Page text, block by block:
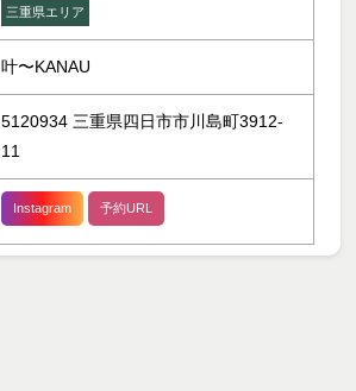
三重県エリア
叶〜KANAU
5120934 三重県四日市市川島町3912-
11
Instagram 予約URL